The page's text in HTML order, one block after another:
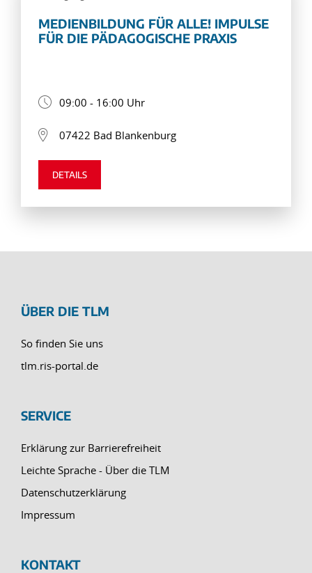
MEDIENBILDUNG FÜR ALLE! IMPULSE
FÜR DIE PÄDAGOGISCHE PRAXIS
09:00 - 16:00 Uhr
07422 Bad Blankenburg
DETAILS
ÜBER DIE TLM
So finden Sie uns
tlm.ris-portal.de
SERVICE
Erklärung zur Barrierefreiheit
Leichte Sprache - Über die TLM
Datenschutzerklärung
Impressum
KONTAKT